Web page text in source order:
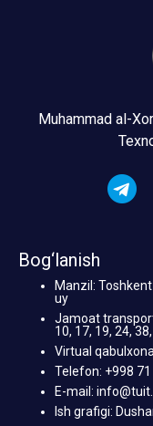
Muhammad al-
Bog‘lanish
Manzil:
uy
Jamoat
10, 17, 19, 24,
Virtual qabulxona
Telefon: +998
E-mail:
Ish grafigi: